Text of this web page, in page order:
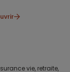
vie, retraite,